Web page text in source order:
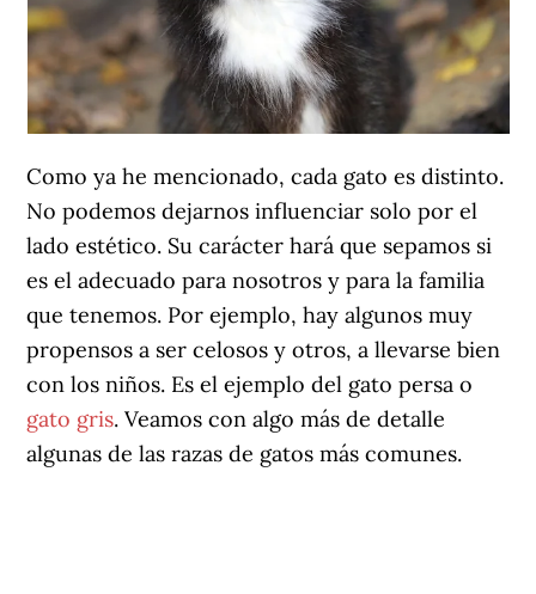
Como ya he mencionado, cada gato es distinto.
No podemos dejarnos influenciar solo por el
lado estético. Su carácter hará que sepamos si
es el adecuado para nosotros y para la familia
que tenemos. Por ejemplo, hay algunos muy
propensos a ser celosos y otros, a llevarse bien
con los niños. Es el ejemplo del gato persa o
gato gris. Veamos con algo más de detalle
algunas de las razas de gatos más comunes.